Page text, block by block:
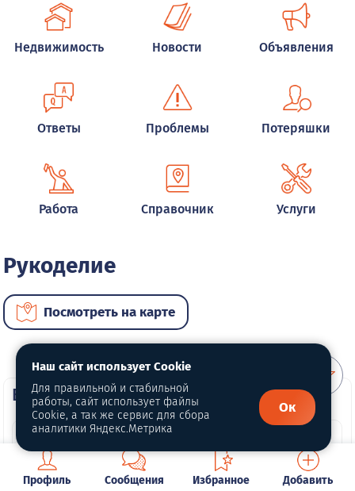
Недвижимость Новости Объявления
Ответы Проблемы Потеряшки
Работа Справочник Услуги
Рукоделие
Посмотреть на карте
ВИП услуги
Профиль Сообщения Избранное Добавить
Наш сайт использует Cookie
Для правильной и стабильной
работы, сайт использует файлы
Cookie, а так же сервис для сбора
аналитики Яндекс.Метрика
Ок